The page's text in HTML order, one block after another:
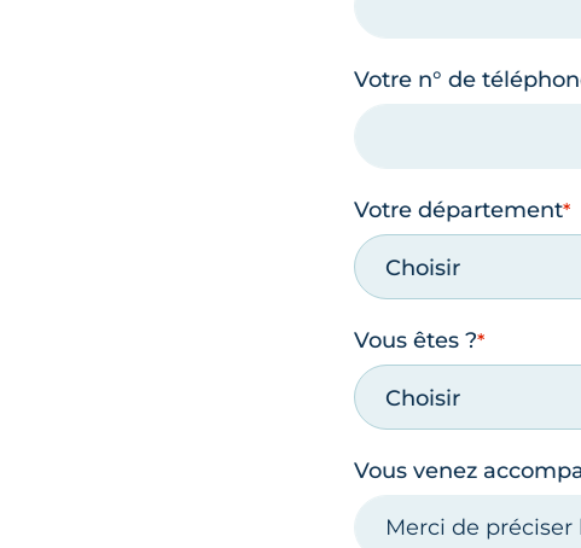
Votre n° de
Votre département
Choisir
Vous êtes ?
Choisir
Vous venez